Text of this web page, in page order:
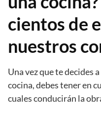
cientos de
nuestros
Una vez que te decides
cocina, debes tener en
cuales conducirán la